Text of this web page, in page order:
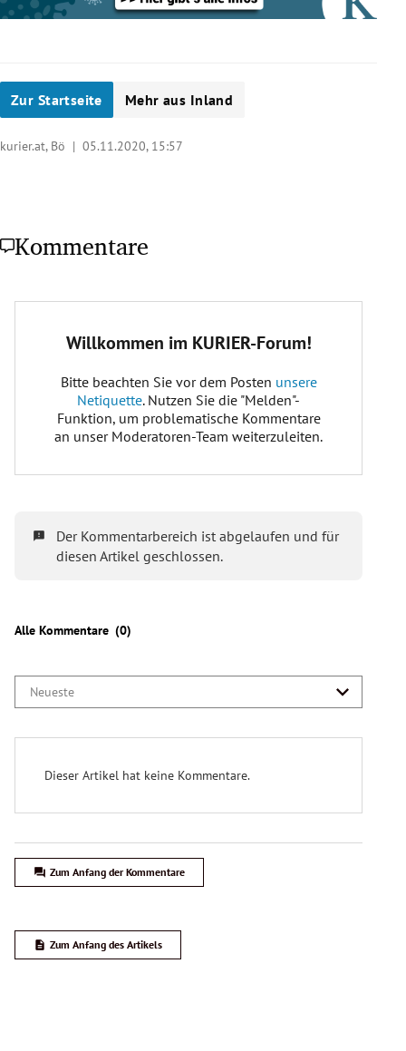
Zur Startseite Mehr aus Inland
kurier.at, Bö | 05.11.2020, 15:57
Kommentare